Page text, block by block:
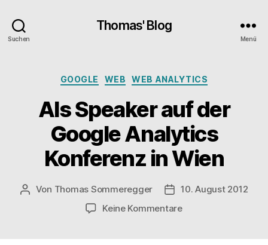
Suchen
Thomas' Blog
Menü
Kategorien
GOOGLE WEB WEB ANALYTICS
Als Speaker auf der
Google Analytics
Konferenz in Wien
Beitragsautor
Von Thomas Sommeregger
10. August 2012
Keine Kommentarezu